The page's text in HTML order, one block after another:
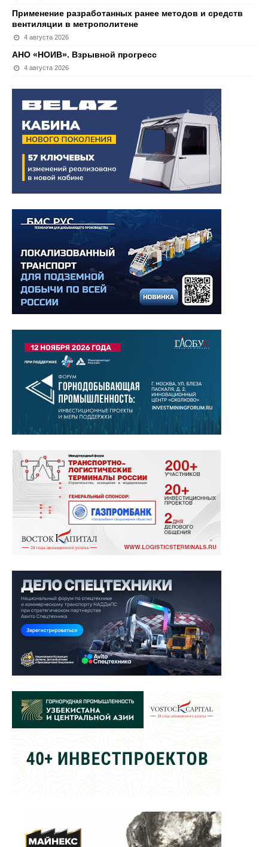
Применение разработанных ранее методов и средств
вентиляции в метрополитене
4 августа 2026
АНО «НОИВ». Взрывной прогресс
4 августа 2026